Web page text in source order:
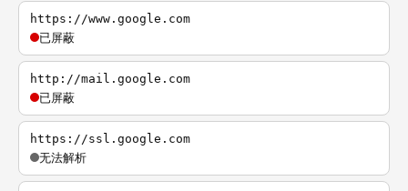
https://www.google.com
已屏蔽
http://mail.google.com
已屏蔽
https://ssl.google.com
无法解析